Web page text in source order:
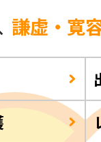
謙虚・寛